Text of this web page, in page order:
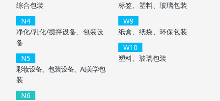
综合包装
N4
净化/乳化/搅拌设备、包装设
备
N5
彩妆设备、包装设备、AI美学包
装
N6
标签、塑料、玻璃包装
W9
纸盒、纸袋、环保包装
W10
塑料、玻璃包装